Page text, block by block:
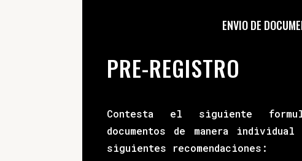
ENVIO DE
PRE-REGISTRO
Contesta el siguiente
documentos de manera
siguientes recomendaciones: